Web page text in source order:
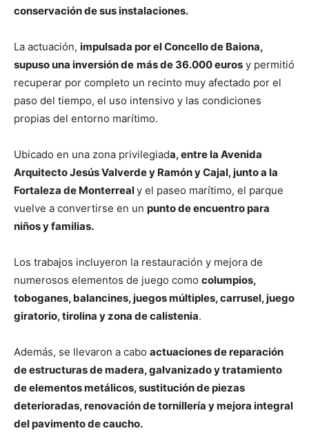
conservación de sus instalaciones.
La actuación, impulsada por el Concello de Baiona,
supuso una inversión de más de 36.000 euros y permitió
recuperar por completo un recinto muy afectado por el
paso del tiempo, el uso intensivo y las condiciones
propias del entorno marítimo.
Ubicado en una zona privilegiada, entre la Avenida
Arquitecto Jesús Valverde y Ramón y Cajal, junto a la
Fortaleza de Monterrealy el paseo marítimo, el parque
vuelve a convertirse en un punto de encuentro para
niños y familias.
Los trabajos incluyeron la restauración y mejora de
numerosos elementos de juego como columpios,
toboganes, balancines, juegos múltiples, carrusel, juego
giratorio, tirolina y zona de calistenia.
Además, se llevaron a cabo actuaciones de reparación
de estructuras de madera, galvanizado y tratamiento
de elementos metálicos, sustitución de piezas
deterioradas, renovación de tornillería y mejora integral
del pavimento de caucho.